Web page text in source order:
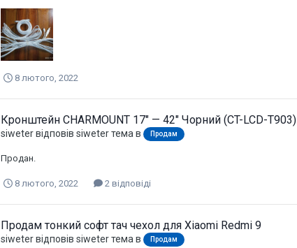
8 лютого, 2022
Кронштейн CHARMOUNT 17" — 42" Чорний (CT-LCD-T903)
siweterвідповів siweterтема в Продам
Продан.
8 лютого, 2022 2 відповіді
Продам тонкий софт тач чехол для Xiaomi Redmi 9
siweterвідповів siweterтема в Продам